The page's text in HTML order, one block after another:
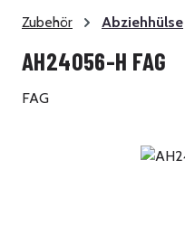
Zubehör Abziehhülse
AH24056-H FAG
FAG
Bildergalerie überspringen